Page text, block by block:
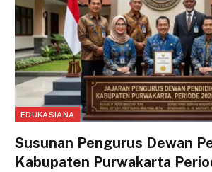
EDUKASIANA
Susunan Pengurus Dewan
Kabupaten Purwakarta